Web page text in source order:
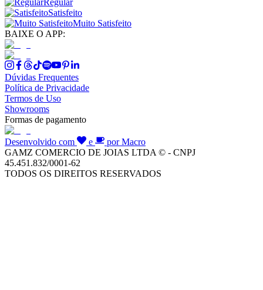
Satisfeito
Muito Satisfeito
BAIXE O APP:
Dúvidas Frequentes
Política de Privacidade
Termos de Uso
Showrooms
Formas de pagamento
Desenvolvido com e
por Macro
GAMZ COMERCIO DE JOIAS LTDA © - CNPJ
45.451.832/0001-62
TODOS OS DIREITOS RESERVADOS